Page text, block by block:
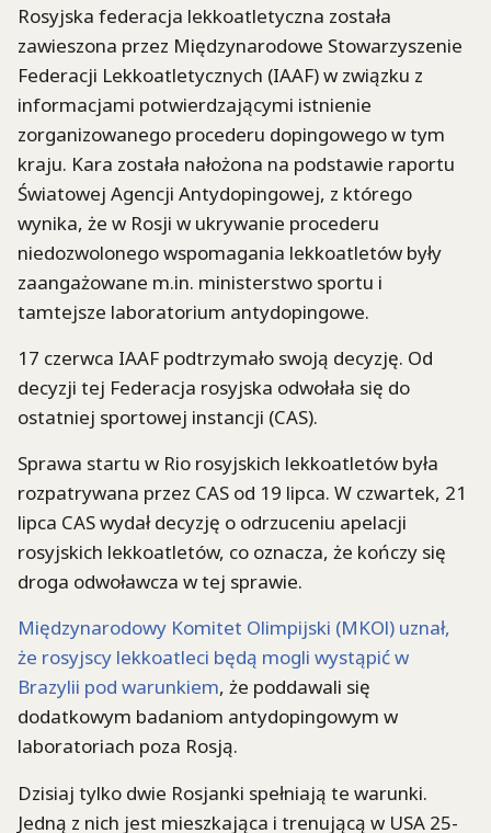
Rosyjska federacja lekkoatletyczna została
zawieszona przez Międzynarodowe Stowarzyszenie
Federacji Lekkoatletycznych (IAAF) w związku z
informacjami potwierdzającymi istnienie
zorganizowanego procederu dopingowego w tym
kraju. Kara została nałożona na podstawie raportu
Światowej Agencji Antydopingowej, z którego
wynika, że w Rosji w ukrywanie procederu
niedozwolonego wspomagania lekkoatletów były
zaangażowane m.in. ministerstwo sportu i
tamtejsze laboratorium antydopingowe.
17 czerwca IAAF podtrzymało swoją decyzję. Od
decyzji tej Federacja rosyjska odwołała się do
ostatniej sportowej instancji (CAS).
Sprawa startu w Rio rosyjskich lekkoatletów była
rozpatrywana przez CAS od 19 lipca. W czwartek, 21
lipca CAS wydał decyzję o odrzuceniu apelacji
rosyjskich lekkoatletów, co oznacza, że kończy się
droga odwoławcza w tej sprawie.
Międzynarodowy Komitet Olimpijski (MKOl) uznał,
że rosyjscy lekkoatleci będą mogli wystąpić w
Brazylii pod warunkiem, że poddawali się
dodatkowym badaniom antydopingowym w
laboratoriach poza Rosją.
Dzisiaj tylko dwie Rosjanki spełniają te warunki.
Jedną z nich jest mieszkająca i trenującą w USA 25-